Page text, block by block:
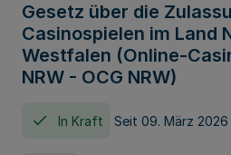
Gesetz über die
Casinospielen im Land
Westfalen (Online-
NRW - OCG NRW)
In Kraft Seit 09. März 2026